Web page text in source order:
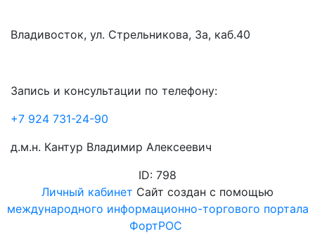
Владивосток, ул. Стрельникова, 3а, каб.40
3апись и консультации по телефону:
+7 924 731-24-90
д.м.н. Кантур Владимир Алексеевич
ID: 798
Личный кабинет Сайт создан с помощью
международного информационно-торгового портала
ФортРОС